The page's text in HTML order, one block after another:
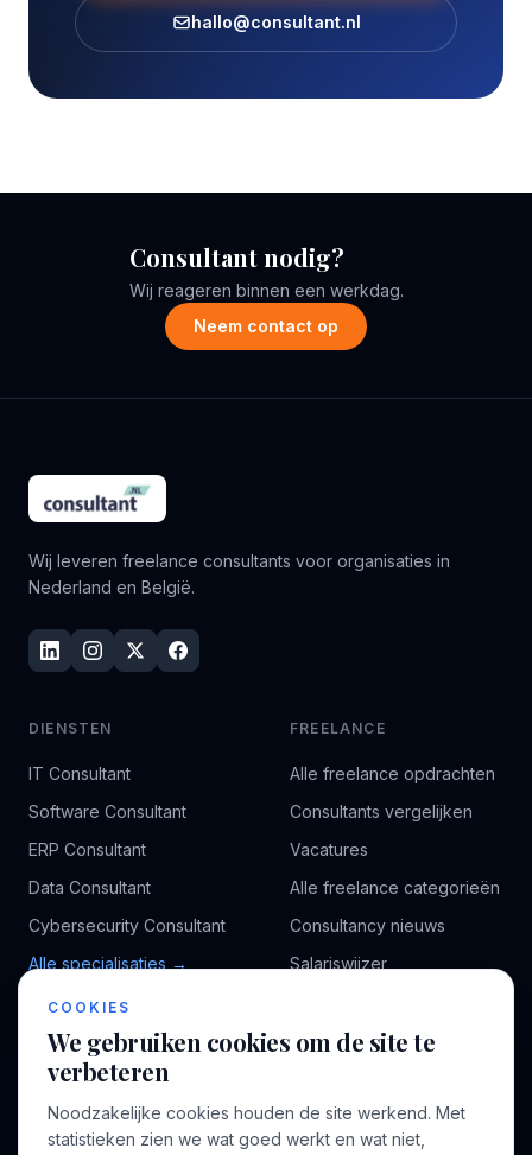
hallo@consultant.nl
Consultant nodig?
Wij reageren binnen een werkdag.
Neem contact op
Wij leveren freelance consultants voor organisaties in
Nederland en België.
DIENSTEN
IT Consultant
Software Consultant
ERP Consultant
Data Consultant
Cybersecurity Consultant
Alle specialisaties →
FREELANCE
Alle freelance opdrachten
Consultants vergelijken
Vacatures
Alle freelance categorieën
Consultancy nieuws
Salariswijzer
BEDRIJF
Over ons
Profiel aanmaken
COOKIES
We gebruiken cookies om de site te
verbeteren
Noodzakelijke cookies houden de site werkend. Met
statistieken zien we wat goed werkt en wat niet,